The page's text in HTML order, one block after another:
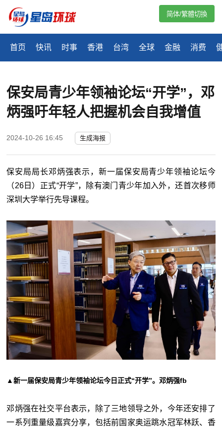
首页 快讯 时事 香港 台湾 全球 金融 消费
简体/繁體切換
保安局青少年领袖论坛“开学”，邓
炳强吁年轻人把握机会自我增值
2024-10-26 16:45 生成海报
保安局局长邓炳强表示，新一届保安局青少年领袖论坛今
（26日）正式“开学”，除有澳门青少年加入外，还首次移师
深圳大学举行先导课程。
▲新一届保安局青少年领袖论坛今日正式“开学”。邓炳强fb
邓炳强在社交平台表示，除了三地领导之外，今年还安排了
一系列重量级嘉宾分享，包括前国家奥运跳水冠军林跃、香